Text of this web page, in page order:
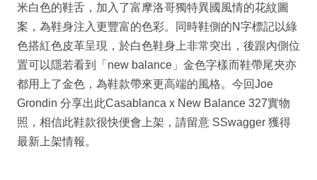
米白色的鞋舌，加入了富摩洛哥獨特異國風情的花紋圖
案，為鞋身注入更豐富的色彩。同時鞋側的N字標記以綠
色搭紅色皮革呈現，於白色鞋身上非常突出，後跟內側位
置可以隱若看到「new balance」金色字樣而鞋帶尾夾亦
都用上了金色，為鞋款帶來更高端的風格。今回Joe
Grondin 分享出此Casablanca x New Balance 327實物
照，相信此鞋款很快便會上架，請留意 SSwagger 獲得
最新上架情報。